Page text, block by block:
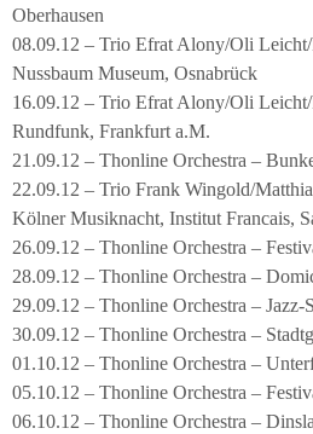
Oberhausen
08.09.12 – Trio Efrat Alony/Oli
Nussbaum Museum, Osnabrück
16.09.12 – Trio Efrat Alony/Oli
Rundfunk, Frankfurt a.M.
21.09.12 – Thonline Orchestra –
22.09.12 – Trio Frank Wingold/
Kölner Musiknacht, Institut Francais,
26.09.12 – Thonline Orchestra –
28.09.12 – Thonline Orchestra –
29.09.12 – Thonline Orchestra – Jazz-
30.09.12 – Thonline Orchestra –
01.10.12 – Thonline Orchestra –
05.10.12 – Thonline Orchestra –
06.10.12 – Thonline Orchestra –